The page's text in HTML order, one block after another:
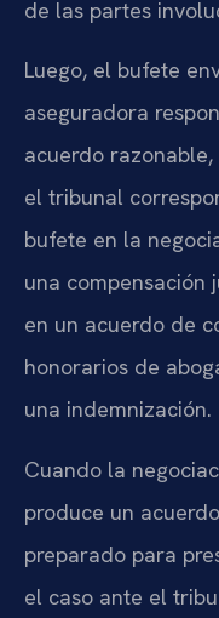
de las partes
Luego, el bufete
aseguradora
acuerdo
el tribunal
bufete en la
una compensación
en un acuerdo de
honorarios de
una indemnización.
Cuando la
produce un
preparado para
el caso ante el